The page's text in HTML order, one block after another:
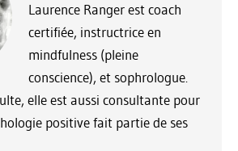
Laurence Ranger est coach
certifiée, instructrice en
mindfulness (pleine
conscience), et sophrologue.
elle est aussi consultante pour
positive fait partie de ses